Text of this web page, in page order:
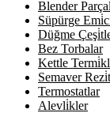
Blender
Süpürge
Düğme
Bez Torbalar
Kettle
Semaver
Termostatlar
Alevli̇kler